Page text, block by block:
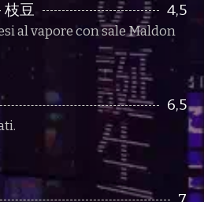
豆 4,5
al vapore con sale Maldon
6,5